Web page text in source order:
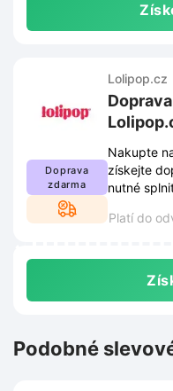
Doprava
zdarma
Lolipop.cz
Nakupte
získejte
nutné
Platí do
Podobné